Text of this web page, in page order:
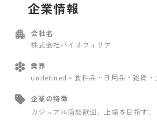
企業情報
会社名
株式会社バイオフィリア
業界
undefined > 食料品・日用品・雑貨・
企業の特徴
カジュアル面談歓迎 、上場を目指す